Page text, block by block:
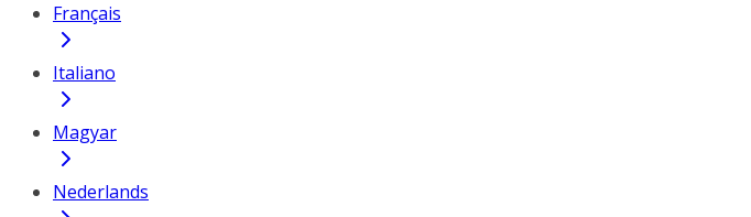
Français
Italiano
Magyar
Nederlands